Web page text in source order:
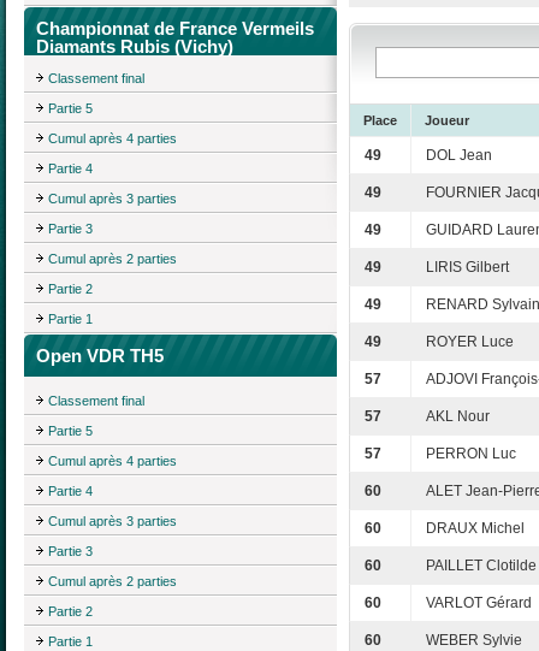
Championnat de France Vermeils
Diamants Rubis (Vichy)
Classement final
Partie 5
Cumul après 4 parties
Partie 4
Cumul après 3 parties
Partie 3
Cumul après 2 parties
Partie 2
Partie 1
Open VDR TH5
Classement final
Partie 5
Cumul après 4 parties
Partie 4
Cumul après 3 parties
Partie 3
Cumul après 2 parties
Partie 2
Partie 1
Place Joueur
49 DOL Jean
49 FOURNIER
49 GUIDARD
49 LIRIS Gilbert
49 RENARD Sylvain
49 ROYER Luce
57 ADJOVI
57 AKL Nour
57 PERRON Luc
60 ALET Jean-
60 DRAUX Michel
60 PAILLET Clotilde
60 VARLOT Gérard
60 WEBER Sylvie